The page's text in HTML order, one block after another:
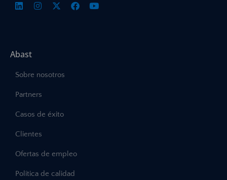
Abast
Sobre nosotros
Partners
Casos de éxito
Clientes
Ofertas de empleo
Política de calidad